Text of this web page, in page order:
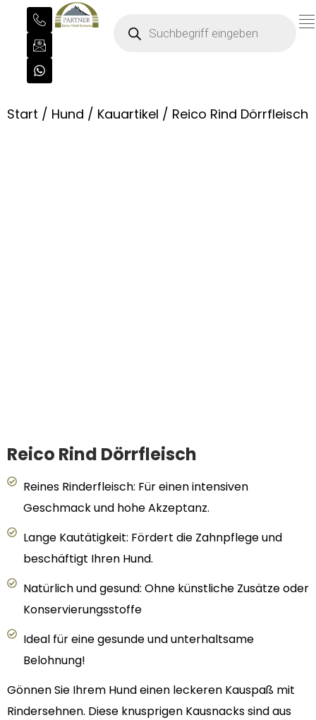
Start / Hund / Kauartikel / Reico Rind Dörrfleisch
Reico Rind Dörrfleisch
Reines Rinderfleisch: Für einen intensiven
Geschmack und hohe Akzeptanz.
Lange Kautätigkeit: Fördert die Zahnpflege und
beschäftigt Ihren Hund.
Natürlich und gesund: Ohne künstliche Zusätze oder
Konservierungsstoffe
Ideal für eine gesunde und unterhaltsame
Belohnung!
Gönnen Sie Ihrem Hund einen leckeren Kauspaß mit
Rindersehnen. Diese knusprigen Kausnacks sind aus